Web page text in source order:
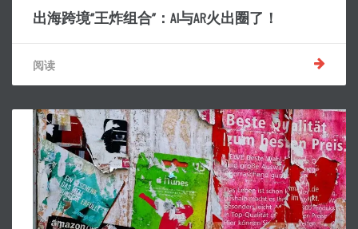
出海跨境“王炸组合”：AI与AR火出圈了！
阅读